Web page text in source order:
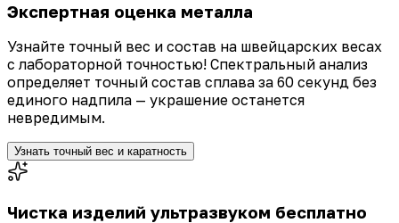
Экспертная оценка металла
Узнайте точный вес и состав на швейцарских весах
с лабораторной точностью! Спектральный анализ
определяет точный состав сплава за 60 секунд без
единого надпила — украшение останется
невредимым.
Узнать точный вес и каратность
Чистка изделий ультразвуком бесплатно